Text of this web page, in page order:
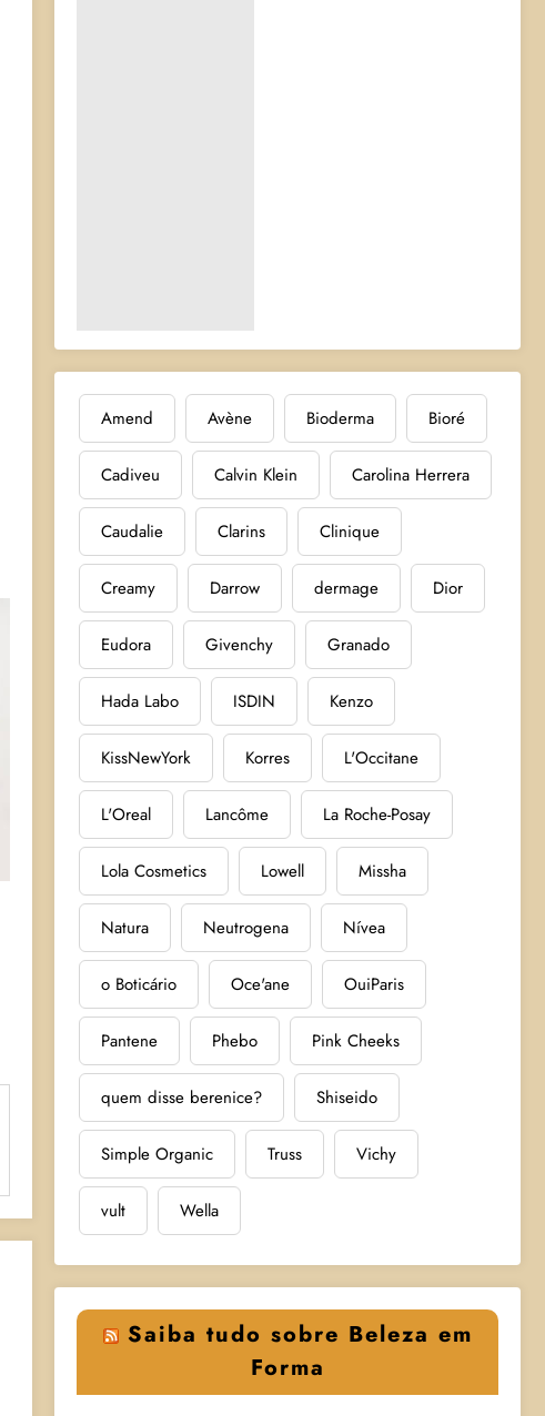
Amend Avène Bioderma Bioré
Cadiveu Calvin Klein Carolina Herrera
Caudalie Clarins Clinique
Creamy Darrow dermage Dior
Eudora Givenchy Granado
Hada Labo ISDIN Kenzo
KissNewYork Korres L'Occitane
L'Oreal Lancôme La Roche-Posay
Lola Cosmetics Lowell Missha
Natura Neutrogena Nívea
o Boticário Oce'ane OuiParis
Pantene Phebo Pink Cheeks
quem disse berenice? Shiseido
Simple Organic Truss Vichy
vult Wella
Saiba tudo sobre Beleza em
Forma